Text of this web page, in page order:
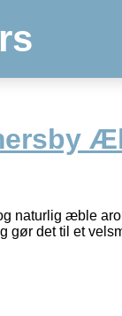
naturlig æble
gør det til et